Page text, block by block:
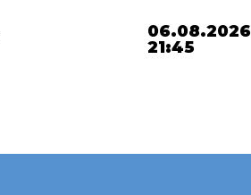
06.08.2026
21:45